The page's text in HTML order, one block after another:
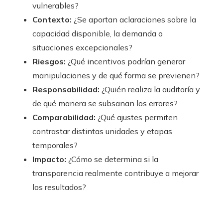
vulnerables?
Contexto: ¿Se aportan aclaraciones sobre la
capacidad disponible, la demanda o
situaciones excepcionales?
Riesgos: ¿Qué incentivos podrían generar
manipulaciones y de qué forma se previenen?
Responsabilidad: ¿Quién realiza la auditoría y
de qué manera se subsanan los errores?
Comparabilidad: ¿Qué ajustes permiten
contrastar distintas unidades y etapas
temporales?
Impacto: ¿Cómo se determina si la
transparencia realmente contribuye a mejorar
los resultados?